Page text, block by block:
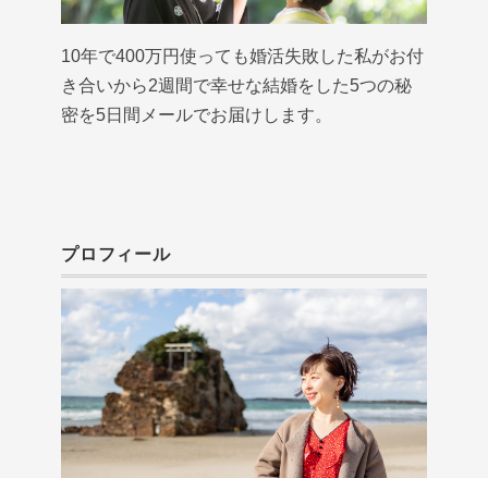
10年で400万円使っても婚活失敗した私がお付
き合いから2週間で幸せな結婚をした5つの秘
密を5日間メールでお届けします。
プロフィール